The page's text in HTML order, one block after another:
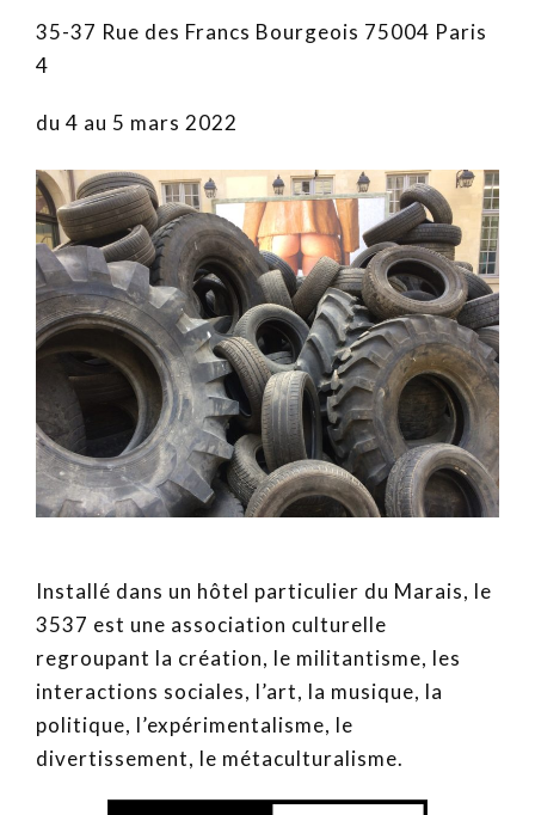
35-37 Rue des Francs Bourgeois 75004 Paris
4
du 4 au 5 mars 2022
Installé dans un hôtel particulier du Marais, le
3537 est une association culturelle
regroupant la création, le militantisme, les
interactions sociales, l’art, la musique, la
politique, l’expérimentalisme, le
divertissement, le métaculturalisme.